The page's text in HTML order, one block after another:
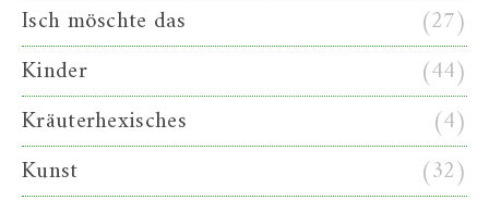
Isch möschte das
(27)
Kinder
(44)
Kräuterhexisches
(4)
Kunst
(32)